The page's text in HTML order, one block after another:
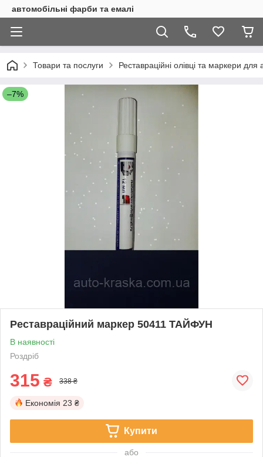
автомобільні фарби та емалі
Товари та послуги Реставраційні олівці та маркери для
–7%
Реставраційний маркер 50411 ТАЙФУН
В наявності
Роздріб
315 ₴ 338 ₴
Економія 23 ₴
Купити
або